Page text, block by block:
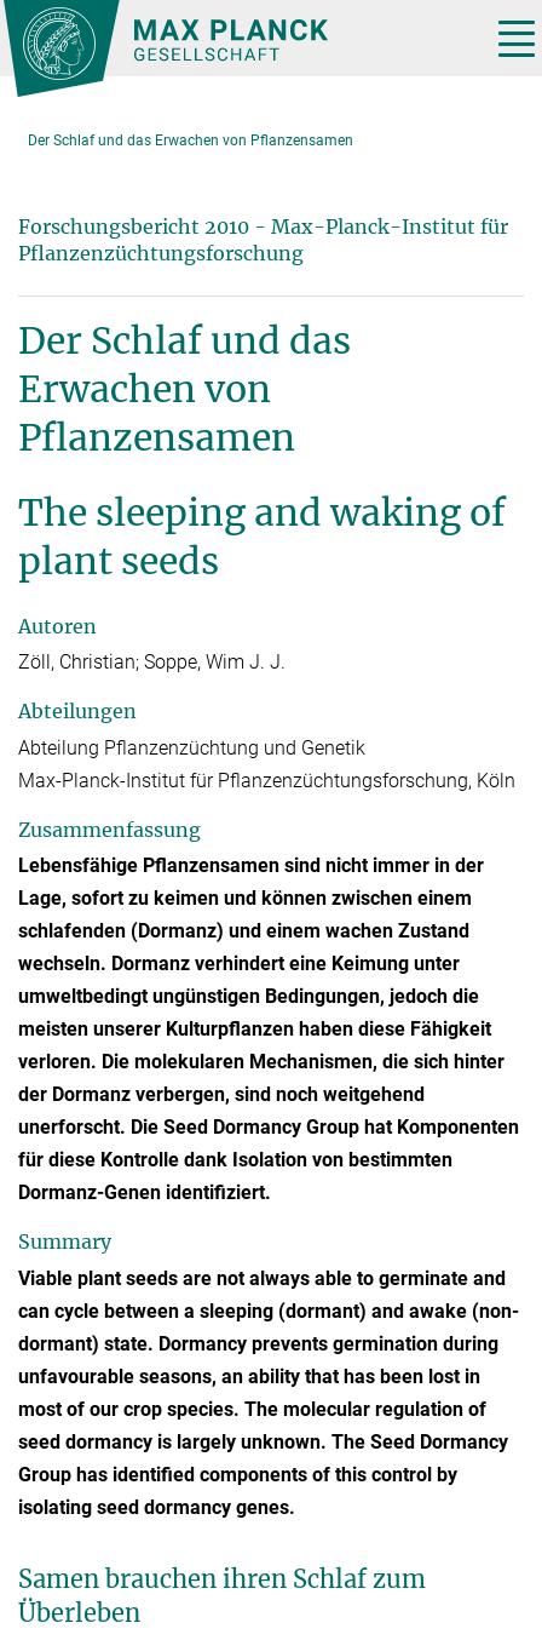
Hauptinhalt
Der Schlaf und das Erwachen von Pflanzensamen
Forschungsbericht 2010 - Max-Planck-Institut für
Pflanzenzüchtungsforschung
Der Schlaf und das
Erwachen von
Pflanzensamen
The sleeping and waking of
plant seeds
Autoren
Zöll, Christian; Soppe, Wim J. J.
Abteilungen
Abteilung Pflanzenzüchtung und Genetik
Max-Planck-Institut für Pflanzenzüchtungsforschung, Köln
Zusammenfassung
Lebensfähige Pflanzensamen sind nicht immer in der
Lage, sofort zu keimen und können zwischen einem
schlafenden (Dormanz) und einem wachen Zustand
wechseln. Dormanz verhindert eine Keimung unter
umweltbedingt ungünstigen Bedingungen, jedoch die
meisten unserer Kulturpflanzen haben diese Fähigkeit
verloren. Die molekularen Mechanismen, die sich hinter
der Dormanz verbergen, sind noch weitgehend
unerforscht. Die Seed Dormancy Group hat Komponenten
für diese Kontrolle dank Isolation von bestimmten
Dormanz-Genen identifiziert.
Summary
Viable plant seeds are not always able to germinate and
can cycle between a sleeping (dormant) and awake (non-
dormant) state. Dormancy prevents germination during
unfavourable seasons, an ability that has been lost in
most of our crop species. The molecular regulation of
seed dormancy is largely unknown. The Seed Dormancy
Group has identified components of this control by
isolating seed dormancy genes.
Samen brauchen ihren Schlaf zum
Überleben